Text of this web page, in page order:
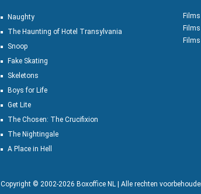
Naughty
The Haunting of Hotel Transylvania
Snoop
Fake Skating
Skeletons
Boys for Life
Get Lite
The Chosen: The Crucifixion
The Nightingale
A Place in Hell
Copyright © 2002-2026 Boxoffice NL | Alle rechten